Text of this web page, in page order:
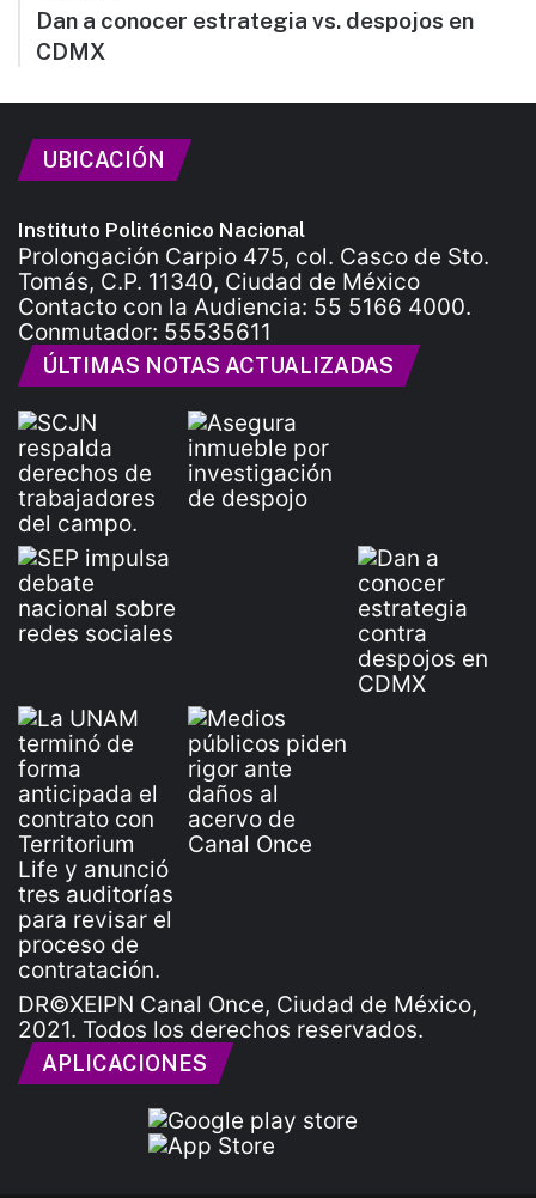
Dan a conocer estrategia vs. despojos en
CDMX
UBICACIÓN
Instituto Politécnico Nacional
Prolongación Carpio 475, col. Casco de Sto.
Tomás, C.P. 11340, Ciudad de México
Contacto con la Audiencia: 55 5166 4000.
Conmutador: 55535611
ÚLTIMAS NOTAS ACTUALIZADAS
DR©XEIPN Canal Once, Ciudad de México,
2021. Todos los derechos reservados.
APLICACIONES